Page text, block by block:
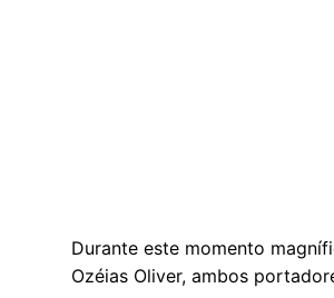
Durante este momento
Ozéias Oliver, ambos